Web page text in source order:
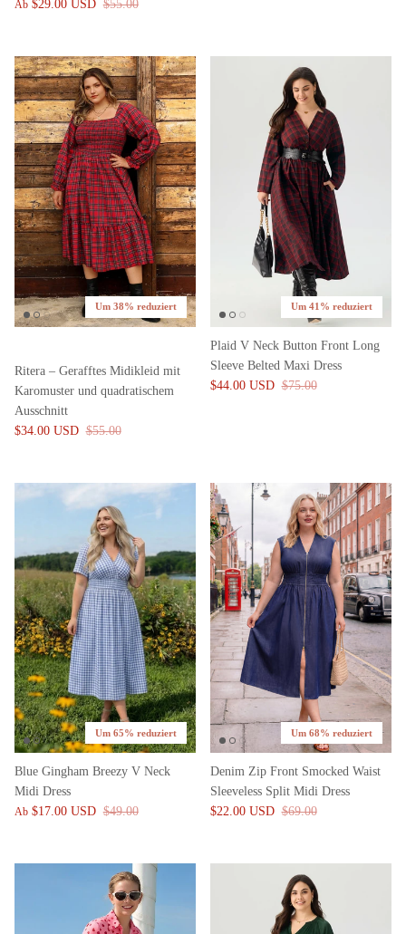
Ab $29.00 USD $55.00
Um 38% reduziert
Ritera – Gerafftes Midikleid mit
Karomuster und quadratischem
Ausschnitt
$34.00 USD $55.00
Um 41% reduziert
Plaid V Neck Button Front Long
Sleeve Belted Maxi Dress
$44.00 USD $75.00
Um 65% reduziert
Blue Gingham Breezy V Neck
Midi Dress
Ab $17.00 USD $49.00
Um 68% reduziert
Denim Zip Front Smocked Waist
Sleeveless Split Midi Dress
$22.00 USD $69.00